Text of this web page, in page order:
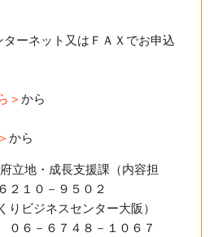
ネット又はＦＡＸでお申込
＞ から
から
・成長支援課（内容担
１０－９５０２
りビジネスセンター大阪）
０６－６７４８－１０６７